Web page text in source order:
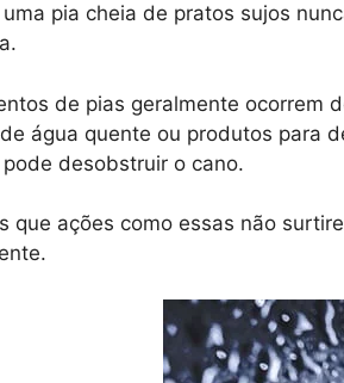
uma pia cheia de pratos sujos
de pias geralmente ocorrem
água quente ou produtos para
desobstruir o cano.
que ações como essas não